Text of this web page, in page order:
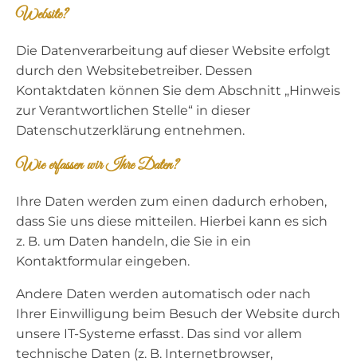
Website?
Die Datenverarbeitung auf dieser Website erfolgt
durch den Websitebetreiber. Dessen
Kontaktdaten können Sie dem Abschnitt „Hinweis
zur Verantwortlichen Stelle“ in dieser
Datenschutzerklärung entnehmen.
Wie erfassen wir Ihre Daten?
Ihre Daten werden zum einen dadurch erhoben,
dass Sie uns diese mitteilen. Hierbei kann es sich
z. B. um Daten handeln, die Sie in ein
Kontaktformular eingeben.
Andere Daten werden automatisch oder nach
Ihrer Einwilligung beim Besuch der Website durch
unsere IT-Systeme erfasst. Das sind vor allem
technische Daten (z. B. Internetbrowser,